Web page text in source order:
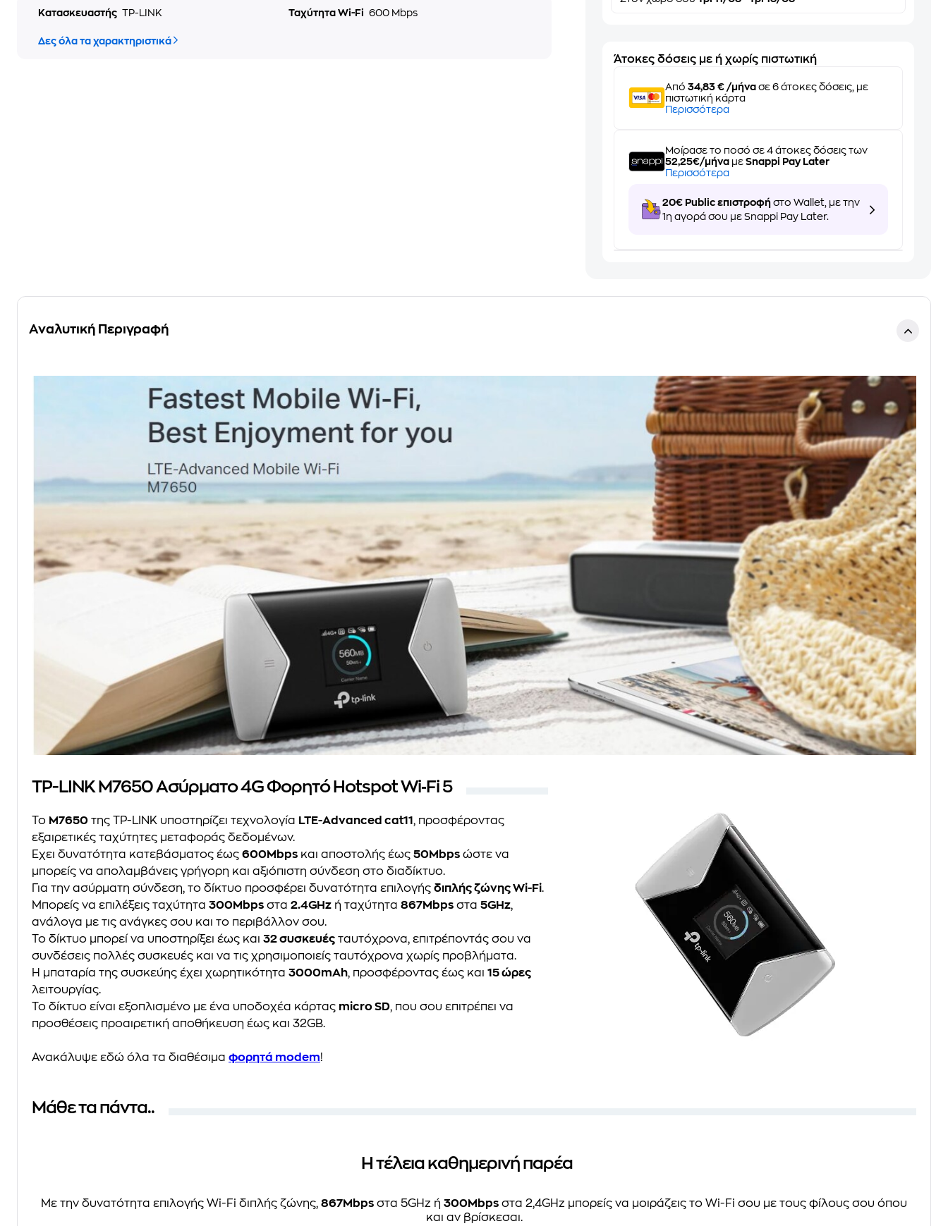
Κατασκευαστής TP-LINK Ταχύτητα Wi-Fi 600 Mbps
Δες όλα τα χαρακτηριστικά
Άτοκες δόσεις με ή χωρίς πιστωτική
Από34,83 € /μήνα σε 6 άτοκες δόσεις, με
πιστωτική κάρτα
Περισσότερα
Μοίρασε το ποσό σε 4 άτοκες δόσεις των
52,25€/μήνα μεSnappi Pay Later
Περισσότερα
20€ Public επιστροφή στο Wallet, με την
1η αγορά σου με Snappi Pay Later.
Αναλυτική Περιγραφή
TP-LINK M7650 Ασύρματο 4G Φορητό Hotspot Wi‑Fi 5
Το M7650 της TP-LINK υποστηρίζει τεχνολογία LTE-Advanced cat11, προσφέροντας
εξαιρετικές ταχύτητες μεταφοράς δεδομένων.
Έχει δυνατότητα κατεβάσματος έως 600Mbps και αποστολής έως 50Mbps ώστε να
μπορείς να απολαμβάνεις γρήγορη και αξιόπιστη σύνδεση στο διαδίκτυο.
Για την ασύρματη σύνδεση, το δίκτυο προσφέρει δυνατότητα επιλογής διπλής ζώνης Wi-Fi.
Μπορείς να επιλέξεις ταχύτητα 300Mbps στα 2.4GHz ή ταχύτητα 867Mbps στα 5GHz,
ανάλογα με τις ανάγκες σου και το περιβάλλον σου.
Το δίκτυο μπορεί να υποστηρίξει έως και 32 συσκευές ταυτόχρονα, επιτρέποντάς σου να
συνδέσεις πολλές συσκευές και να τις χρησιμοποιείς ταυτόχρονα χωρίς προβλήματα.
Η μπαταρία της συσκεύης έχει χωρητικότητα 3000mAh, προσφέροντας έως και 15 ώρες
λειτουργίας.
Το δίκτυο είναι εξοπλισμένο με ένα υποδοχέα κάρτας micro SD, που σου επιτρέπει να
προσθέσεις προαιρετική αποθήκευση έως και 32GB.
Ανακάλυψε εδώ όλα τα διαθέσιμα φορητά modem!
Μάθε τα πάντα..
Η τέλεια καθημερινή παρέα
Με την δυνατότητα επιλογής Wi-Fi διπλής ζώνης, 867Mbps στα 5GHz ή 300Mbps στα 2,4GHz μπορείς να μοιράζεις το Wi-Fi σου με τους φίλους σου όπου
και αν βρίσκεσαι.